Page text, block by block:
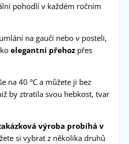
pohodlí v každém ročním
na gauči nebo v posteli,
elegantní přehozpřes
na 40 °C a můžete ji bez
by ztratila svou hebkost, tvar
výroba probíhá v
si vybrat z několika druhů